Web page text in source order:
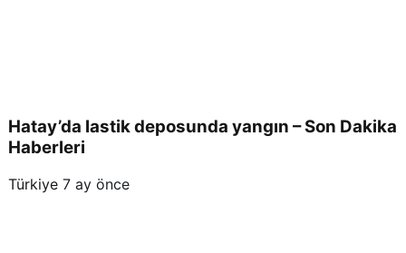
Hatay’da lastik deposunda yangın – Son Dakika
Haberleri
Türkiye 7 ay önce